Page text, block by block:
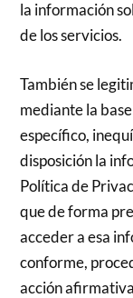
la información
de los servicios.
También se
mediante la
específico,
disposición la
Política de
que de forma
acceder a esa
conforme,
acción